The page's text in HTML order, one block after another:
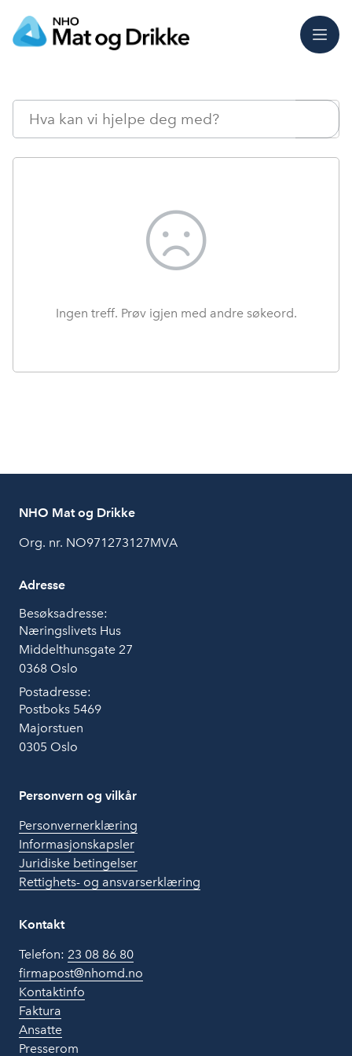
Meny
Søk
Ingen treff. Prøv igjen med andre søkeord.
NHO Mat og Drikke
Org. nr. NO971273127MVA
Adresse
Besøksadresse:
Næringslivets Hus
Middelthunsgate 27
0368 Oslo
Postadresse:
Postboks 5469
Majorstuen
0305 Oslo
Personvern og vilkår
Personvernerklæring
Informasjonskapsler
Juridiske betingelser
Rettighets- og ansvarserklæring
Kontakt
Telefon: 23 08 86 80
firmapost@nhomd.no
Kontaktinfo
Faktura
Ansatte
Presserom